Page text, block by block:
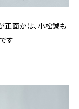
正面かは、小松誠も
す